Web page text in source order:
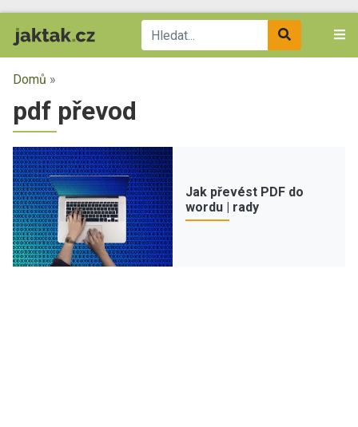
Domů »
pdf převod
Jak převést PDF do
wordu | rady